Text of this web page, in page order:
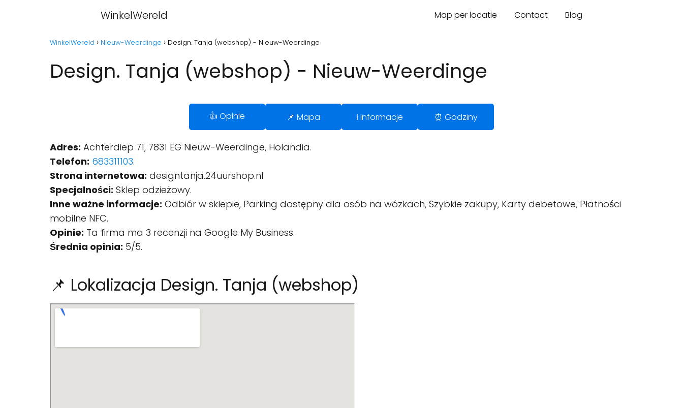
WinkelWereld Map per locatie Contact Blog
WinkelWereld Nieuw-Weerdinge Design. Tanja (webshop) - Nieuw-Weerdinge
Design. Tanja (webshop) - Nieuw-Weerdinge
👍 Opinie 📌 Mapa ℹ️ Informacje ⏰ Godziny
Adres: Achterdiep 71, 7831 EG Nieuw-Weerdinge, Holandia.
Telefon: 683311103.
Strona internetowa: designtanja.24uurshop.nl
Specjalności: Sklep odzieżowy.
Inne ważne informacje: Odbiór w sklepie, Parking dostępny dla osób na wózkach, Szybkie zakupy, Karty debetowe, Płatności
mobilne NFC.
Opinie: Ta firma ma 3 recenzji na Google My Business.
Średnia opinia: 5/5.
📌 Lokalizacja Design. Tanja (webshop)